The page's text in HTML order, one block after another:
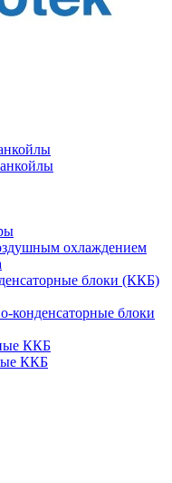
охлаждением
блоки (ККБ)
конденсаторные блоки
ККБ
ККБ